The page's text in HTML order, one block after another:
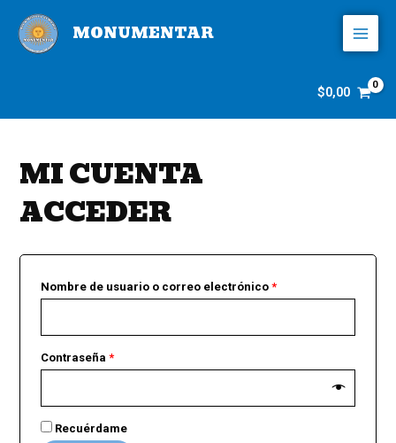
contenido
MONUMENTAR
$0,00
MI CUENTA
ACCEDER
Nombre de usuario o correo electrónico*
Contraseña*
Recuérdame